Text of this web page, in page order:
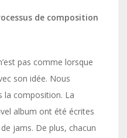
de composition
pas comme lorsque
son idée. Nous
la composition. La
album ont été écrites
jams. De plus, chacun